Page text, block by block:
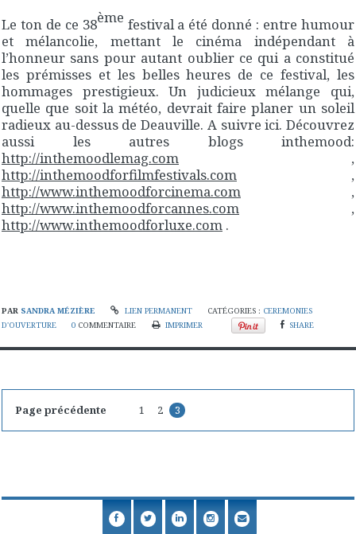
Le ton de ce 38ème festival a été donné : entre humour
et mélancolie, mettant le cinéma indépendant à
l’honneur sans pour autant oublier ce qui a constitué
les prémisses et les belles heures de ce festival, les
hommages prestigieux. Un judicieux mélange qui,
quelle que soit la météo, devrait faire planer un soleil
radieux au-dessus de Deauville. A suivre ici. Découvrez
aussi les autres blogs inthemood:
http://inthemoodlemag.com ,
http://inthemoodforfilmfestivals.com ,
http://www.inthemoodforcinema.com ,
http://www.inthemoodforcannes.com ,
http://www.inthemoodforluxe.com .
PAR SANDRA MÉZIÈRE LIEN PERMANENT CATÉGORIES : CEREMONIES
D'OUVERTURE
0 COMMENTAIRE IMPRIMER SHARE
Page précédente 1 2 3